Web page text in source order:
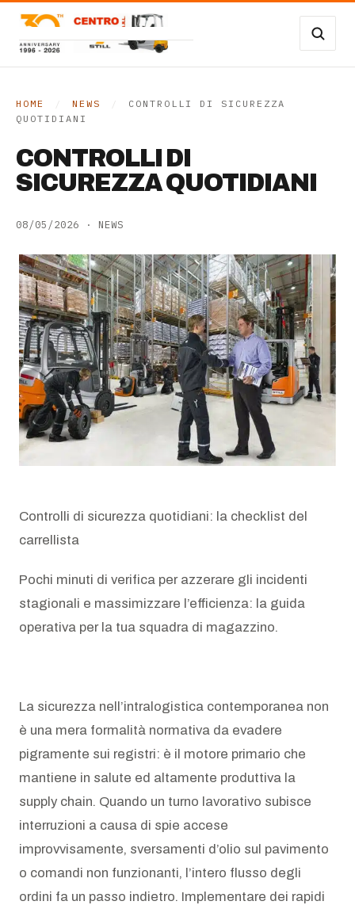
Carrelli Frontali
Transpallet
Noleggio
Assistenza
Contatti
AZIENDA
Chi siamo
News
Lavora con noi
HOME NEWS
CONTROLLI DI SICUREZZA
QUOTIDIANI
CONTROLLI DI
SICUREZZA QUOTIDIANI
08/05/2026 · NEWS
Controlli di sicurezza quotidiani: la checklist del
carrellista
Pochi minuti di verifica per azzerare gli incidenti
stagionali e massimizzare l’efficienza: la guida
operativa per la tua squadra di magazzino.
La sicurezza nell’intralogistica contemporanea non
è una mera formalità normativa da evadere
pigramente sui registri: è il motore primario che
mantiene in salute ed altamente produttiva la
supply chain. Quando un turno lavorativo subisce
interruzioni a causa di spie accese
improvvisamente, sversamenti d’olio sul pavimento
o comandi non funzionanti, l’intero flusso degli
ordini fa un passo indietro. Implementare dei rapidi